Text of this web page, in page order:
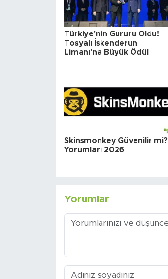
Türkiye'nin Gururu Oldu!
Tosyalı İskenderun
Limanı'na Büyük Ödül
Skinsmonkey Güvenilir mi?
Yorumları 2026
Yorumlar